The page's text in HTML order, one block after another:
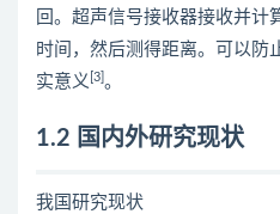
回。超声信号接收器接收并计
时间，然后测得距离。可以防
实意义 [3] 。
1.2 国内外研究现状
我国研究现状